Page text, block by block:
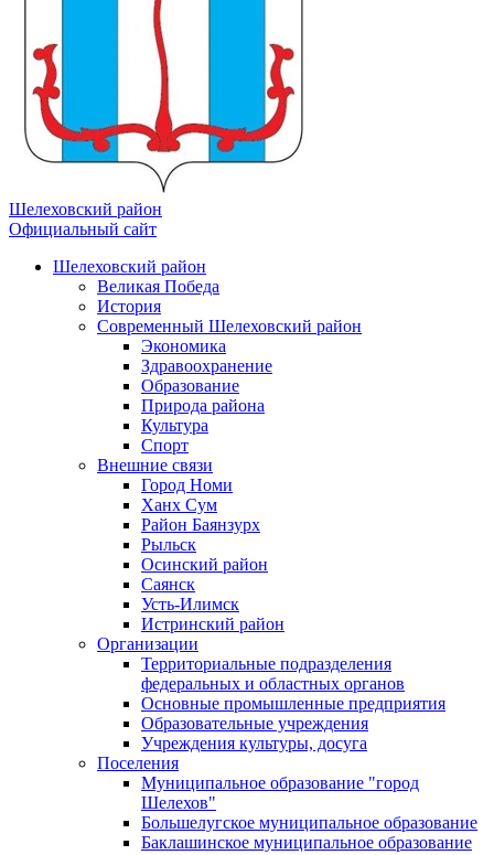
Шелеховский район
Официальный сайт
Шелеховский район
Великая Победа
История
Современный Шелеховский район
Экономика
Здравоохранение
Образование
Природа района
Культура
Спорт
Внешние связи
Город Номи
Ханх Сум
Район Баянзурх
Рыльск
Осинский район
Саянск
Усть-Илимск
Истринский район
Организации
Территориальные подразделения
федеральных и областных органов
Основные промышленные предприятия
Образовательные учреждения
Учреждения культуры, досуга
Поселения
Муниципальное образование "город
Шелехов"
Большелугское муниципальное образование
Баклашинское муниципальное образование